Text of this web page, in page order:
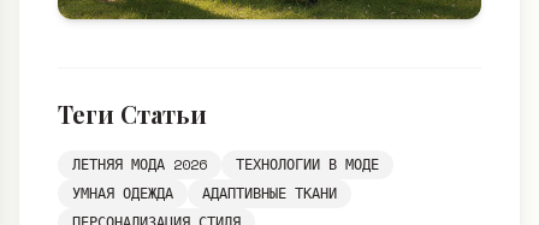
Теги Статьи
ЛЕТНЯЯ МОДА 2026
ТЕХНОЛОГИИ В МОДЕ
УМНАЯ ОДЕЖДА
АДАПТИВНЫЕ ТКАНИ